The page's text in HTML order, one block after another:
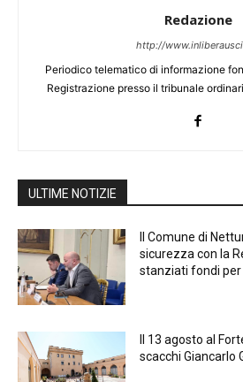
Redazione
http://
Periodico telematico di informazione
Registrazione presso il tribunale
ULTIME NOTIZIE
Il Comune di
sicurezza con la
stanziati fondi
Il 13 agosto al
scacchi Giancarlo